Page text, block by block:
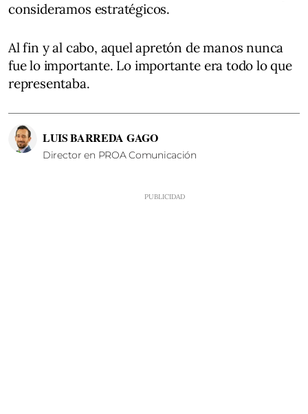
consideramos estratégicos.
Al fin y al cabo, aquel apretón de manos nunca
fue lo importante. Lo importante era todo lo que
representaba.
LUIS BARREDA GAGO
Director en PROA Comunicación